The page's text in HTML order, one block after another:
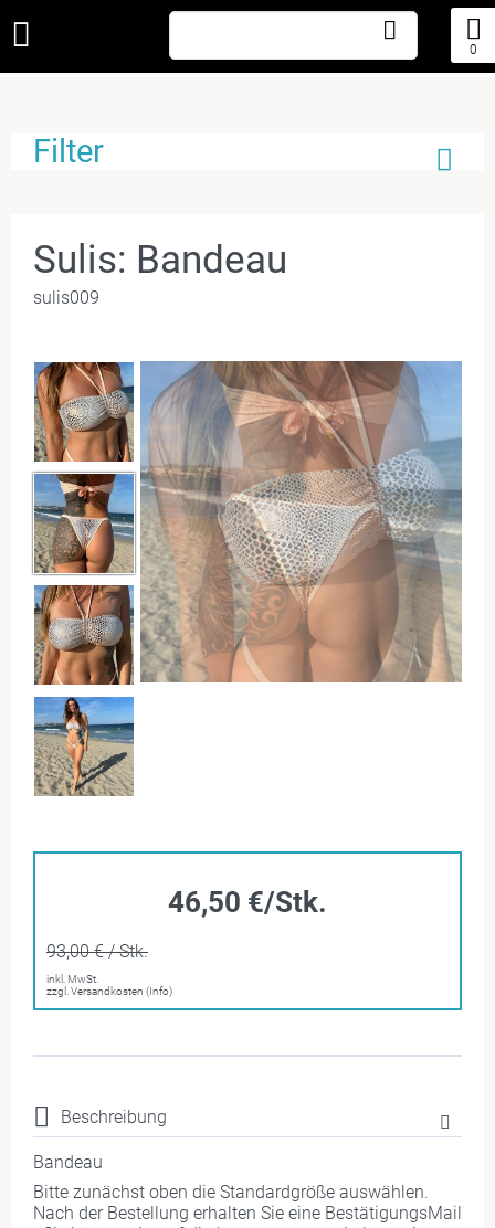
0
Filter
Sulis: Bandeau
sulis009
46,50 €/Stk.
93,00 € / Stk.
inkl. MwSt.
zzgl. Versandkosten (Info)
Beschreibung
Bandeau
Bitte zunächst oben die Standardgröße auswählen.
Nach der Bestellung erhalten Sie eine BestätigungsMail